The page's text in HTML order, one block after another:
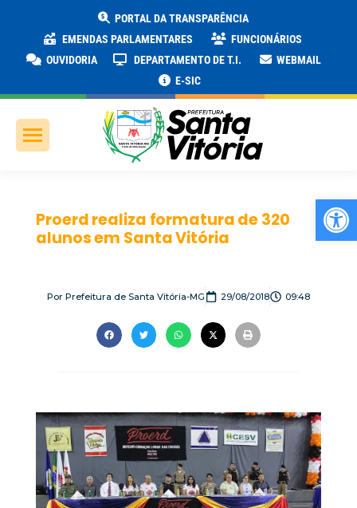
PORTAL DA TRANSPARÊNCIA
EMENDAS PARLAMENTARES
FUNCIONÁRIOS
OUVIDORIA
DEPARTAMENTO DE T.I.
WEBMAIL
E-SIC
Proerd realiza formatura de 320
alunos em Santa Vitória
Por Prefeitura de Santa Vitória-MG 29/08/2018 09:48